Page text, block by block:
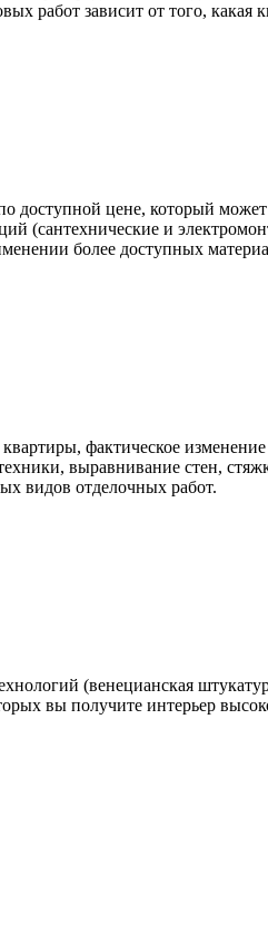
работ зависит от того, какая
доступной цене, который
(сантехнические и
более доступных
фактическое
выравнивание стен,
видов отделочных работ.
(венецианская
вы получите интерьер